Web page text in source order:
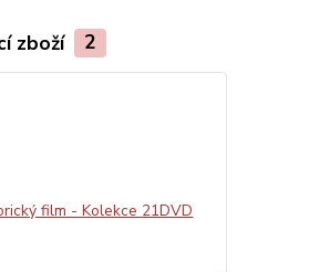
zboží 2